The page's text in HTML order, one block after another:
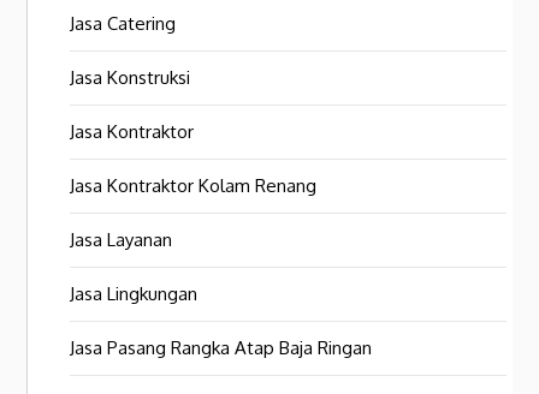
Jasa Catering
Jasa Konstruksi
Jasa Kontraktor
Jasa Kontraktor Kolam Renang
Jasa Layanan
Jasa Lingkungan
Jasa Pasang Rangka Atap Baja Ringan